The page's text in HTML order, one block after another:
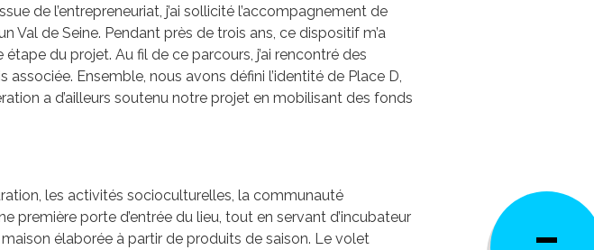
de l’entrepreneuriat, j’ai sollicité l’accompagnement de
Val de Seine. Pendant près de trois ans, ce dispositif m’a
du projet. Au fil de ce parcours, j’ai rencontré des
Ensemble, nous avons défini l’identité de Place D,
a d’ailleurs soutenu notre projet en mobilisant des fonds
les activités socioculturelles, la communauté
porte d’entrée du lieu, tout en servant d’incubateur
élaborée à partir de produits de saison. Le volet